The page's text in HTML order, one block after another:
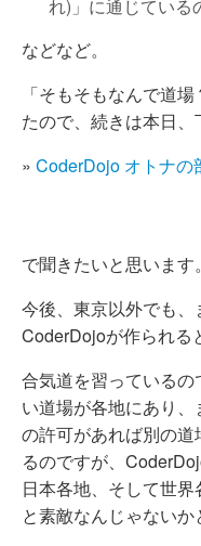
れ)」に通じている
などなど。
「そもそもなんで道
たので、続きは本日
» CoderDojo オトナの
で聞きたいと思います。
今後、東京以外でも
CoderDojoが作られる
合気道を習っている
い道場が各地にあり
の許可があれば別の
るのですが、
日本各地、そして世
と素敵なんじゃないか